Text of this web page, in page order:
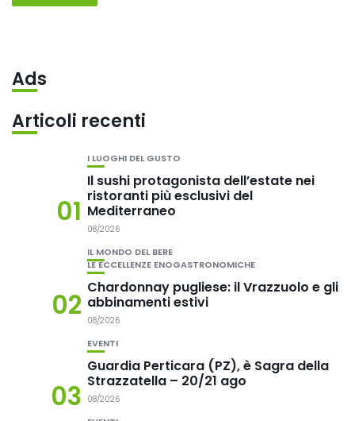
Ads
Articoli recenti
01
I LUOGHI DEL GUSTO
Il sushi protagonista dell’estate nei
ristoranti più esclusivi del
Mediterraneo
08/2026
02
IL MONDO DEL BERE
LE ECCELLENZE ENOGASTRONOMICHE
Chardonnay pugliese: il Vrazzuolo e gli
abbinamenti estivi
08/2026
03
EVENTI
Guardia Perticara (PZ), è Sagra della
Strazzatella – 20/21 ago
08/2026